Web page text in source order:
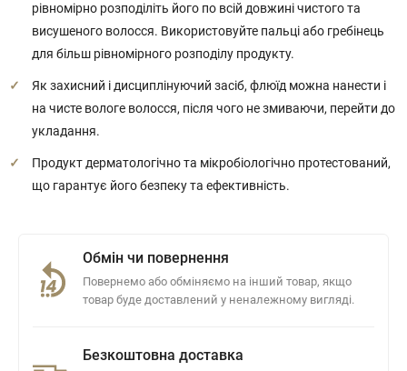
рівномірно розподіліть його по всій довжині чистого та
висушеного волосся. Використовуйте пальці або гребінець
для більш рівномірного розподілу продукту.
Як захисний і дисциплінуючий засіб, флюїд можна нанести і
на чисте вологе волосся, після чого не змиваючи, перейти до
укладання.
Продукт дерматологічно та мікробіологічно протестований,
що гарантує його безпеку та ефективність.
Обмін чи повернення
Повернемо або обміняємо на інший товар, якщо
товар буде доставлений у неналежному вигляді.
Безкоштовна доставка